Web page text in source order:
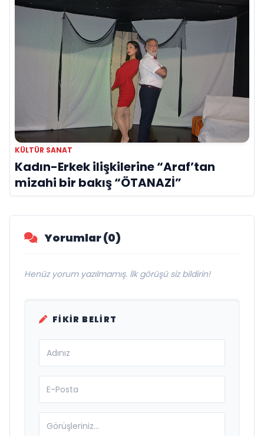
KÜLTÜR SANAT
Kadın-Erkek ilişkilerine “Araf’tan
mizahi bir bakış “ÖTANAZİ”
Yorumlar (0)
Henüz yorum yazılmamış. İlk görüşü siz bildirin!
FIKIR BELIRT